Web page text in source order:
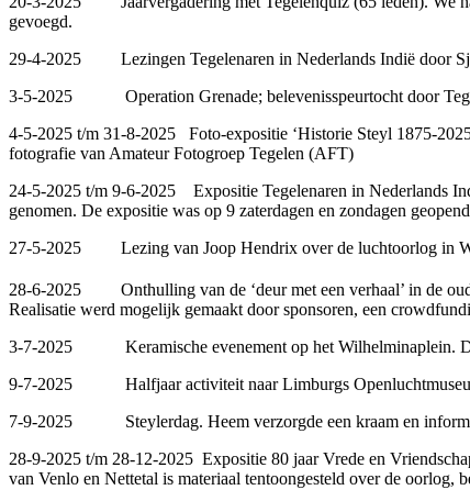
gevoegd.
29-4-2025 Lezingen Tegelenaren in Nederlands Indië door
3-5-2025 Operation Grenade; belevenisspeurtocht door
4-5-2025 t/m 31-8-2025 Foto-expositie ‘Historie Steyl 1875-
fotografie van Amateur Fotogroep Tegelen (AFT)
24-5-2025 t/m 9-6-2025 Expositie Tegelenaren in Nederlands
genomen. De expositie was op 9 zaterdagen en zondagen
27-5-2025 Lezing van Joop Hendrix over de luchtoorlog in
28-6-2025 Onthulling van de ‘deur met een verhaal’ in de
Realisatie werd mogelijk gemaakt door sponsoren, een
3-7-2025 Keramische evenement op het Wilhelminaplein. De
9-7-2025 Halfjaar activiteit naar Limburgs
7-9-2025 Steylerdag. Heem verzorgde een kraam en
28-9-2025 t/m 28-12-2025 Expositie 80 jaar Vrede en
van Venlo en Nettetal is materiaal tentoongesteld over de oorlog,